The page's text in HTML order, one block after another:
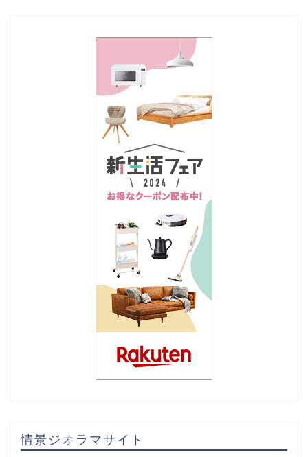
情景ジオラマサイト